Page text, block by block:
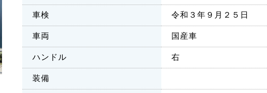
車検 令和３年９月２５日
車両 国産車
ハンドル 右
装備